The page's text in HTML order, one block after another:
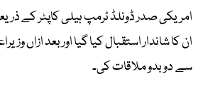
امریکی صدر ڈونلڈ ٹرمپ ہیلی کاپٹر کے
ان کا شاندار استقبال کیا گیا اور بعد ازاں
سے دوبدو ملاقات کی۔